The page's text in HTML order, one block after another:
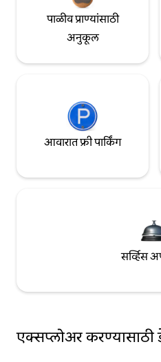
पाळीव प्राण्यांसाठी
अनुकूल
आवारात फ्री पार्किंग
सर्व्हिस
एक्सप्लोअर करण्यासाठी